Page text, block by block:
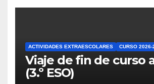
ACTIVIDADES EXTRAESCOLARES CURSO 2026-
Viaje de fin de curso
(3.º ESO)